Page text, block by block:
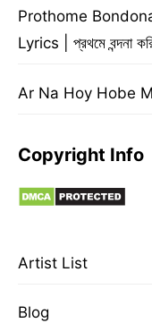
Prothome
Lyrics | প্রথমে বন্দনা
Ar Na Hoy Hobe
Copyright Info
Artist List
Blog